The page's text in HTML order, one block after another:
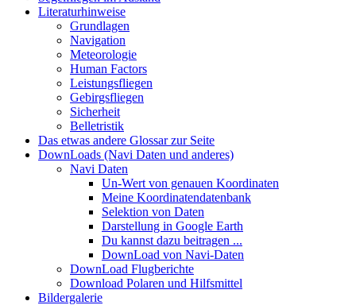
Literaturhinweise
Grundlagen
Navigation
Meteorologie
Human Factors
Leistungsfliegen
Gebirgsfliegen
Sicherheit
Belletristik
Das etwas andere Glossar zur Seite
DownLoads (Navi Daten und anderes)
Navi Daten
Un-Wert von genauen Koordinaten
Meine Koordinatendatenbank
Selektion von Daten
Darstellung in Google Earth
Du kannst dazu beitragen ...
DownLoad von Navi-Daten
DownLoad Flugberichte
Download Polaren und Hilfsmittel
Bildergalerie